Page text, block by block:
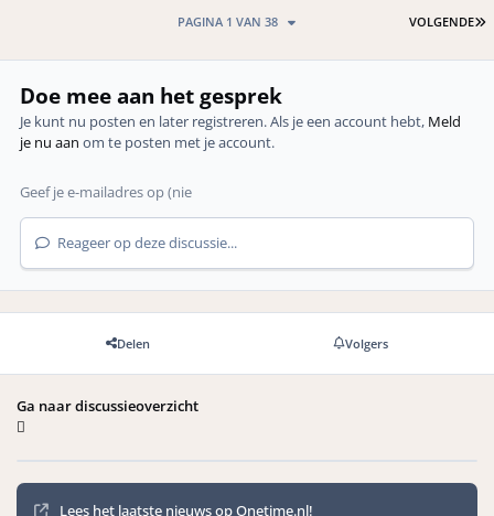
VOLGENDE
PAGINA 1 VAN 38
Doe mee aan het gesprek
Je kunt nu posten en later registreren. Als je een account hebt, Meld
je nu aan om te posten met je account.
Reageer op deze discussie...
Delen Volgers
Ga naar discussieoverzicht
Mededelingen
Lees het laatste nieuws op Onetime.nl!